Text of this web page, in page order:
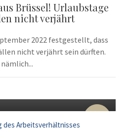
Brüssel! Urlaubstage
nicht verjährt
2022 festgestellt, dass
nicht verjährt sein dürften.
10
des Arbeitsverhältnisses